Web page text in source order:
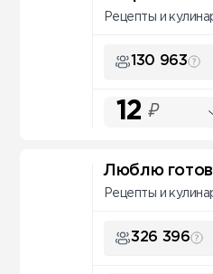
Рецепты и
130 963
12 ₽
Люблю
Рецепты и
326 396